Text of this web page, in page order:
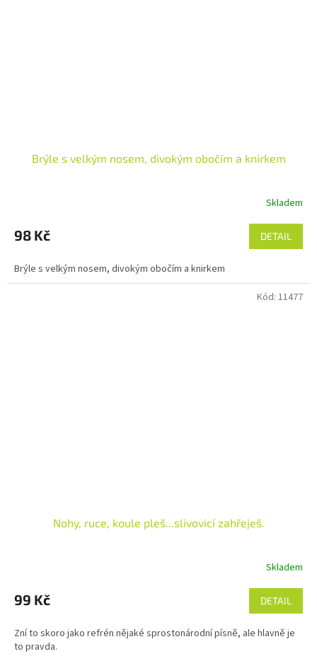
Brýle s velkým nosem, divokým obočím a knirkem
Skladem
98 Kč DETAIL
Brýle s velkým nosem, divokým obočím a knirkem
Nohy, ruce, koule pleš...slivovicí zahřeješ.
Skladem
99 Kč DETAIL
Zní to skoro jako refrén nějaké sprostonárodní písně, ale hlavně je
to pravda.
Kód: 11477